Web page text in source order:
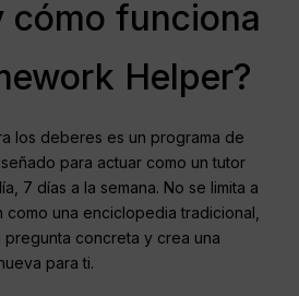
cómo funciona
Helper?
los deberes es un programa de
para actuar como un tutor
7 días a la semana. No se limita a
como una enciclopedia tradicional,
pregunta concreta y crea una
para ti.